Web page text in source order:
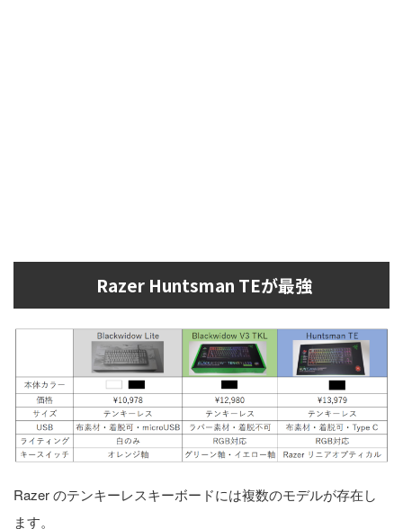
Razer Huntsman TEが最強
Razer のテンキーレスキーボードには複数のモデルが存在し
ます。